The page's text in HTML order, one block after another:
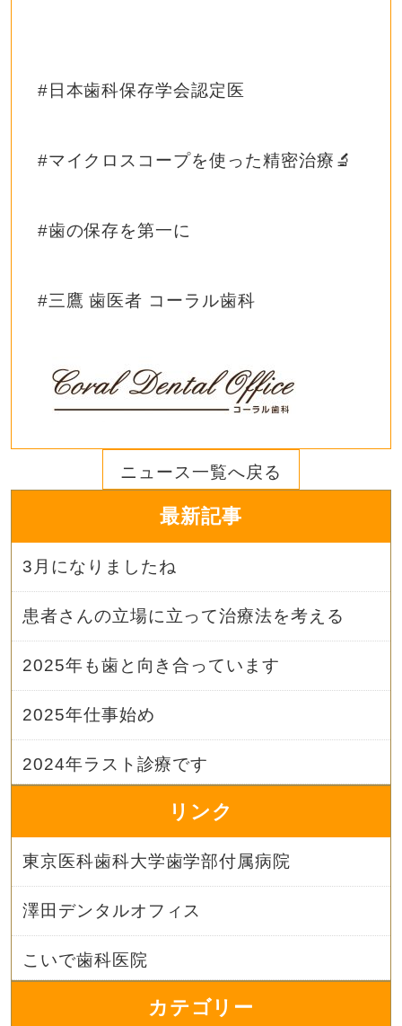
#日本歯科保存学会認定医
#マイクロスコープを使った精密治療🔬
#歯の保存を第一に
#三鷹 歯医者 コーラル歯科
ニュース一覧へ戻る
最新記事
3月になりましたね
患者さんの立場に立って治療法を考える
2025年も歯と向き合っています
2025年仕事始め
2024年ラスト診療です
リンク
東京医科歯科大学歯学部付属病院
澤田デンタルオフィス
こいで歯科医院
カテゴリー